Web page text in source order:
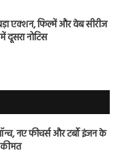
एक्शन, फिल्में और वेब सीरीज
दूसरा नोटिस
नए फीचर्स और टर्बो इंजन के